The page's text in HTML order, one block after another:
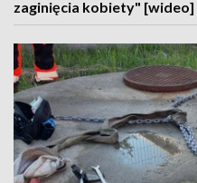
zaginięcia kobiety" [wideo]